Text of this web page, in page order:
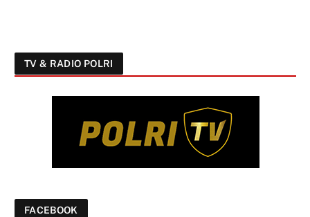
TV & RADIO POLRI
FACEBOOK